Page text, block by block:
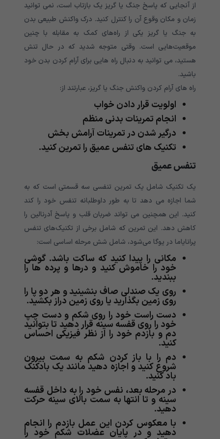
از آنجایی که پاسخ جنگ یا گریز یک بازتاب است، نمی توانید
زمان و مکان وقوع آن را کنترل کنید. درک واکنش طبیعی بدن
به جنگ یا گریز یکی از راه‌های کمک به مقابله با چنین
موقعیت‌هایی است. وقتی متوجه شدید که در حال تنش
هستید، می توانید به دنبال راه هایی برای آرام کردن بدن خود
باشید.
راه های آرام کردن واکنش جنگ یا گریز، عبارتند از:
اولویت قرار دادن خواب
انجام تمرینات بدنی منظم
درگیر شدن در تمرینات آرامش بخش
تکنیک های تنفس عمیق را تمرین کنید.
تنفس عمیق
یک تکنیک شامل یک تمرین تنفسی سه قسمتی است که به
شما اجازه می دهد تا به طور داوطلبانه تنفس خود را کند
کنید. این همچنین می تواند ضربان قلب و پاسخ آدرنالین را
کاهش دهد. این تمرین که شامل برخی از تکنیک‌های تنفس
پرانایاما در یوگا می‌شود، شامل شش مرحله اساسی است:
مکانی را پیدا کنید که ساکت باشد. گوشی
خود را خاموش کنید و درها و پرده ها را
ببندید.
روی یک صندلی صاف بنشینید و هر دو پا را
روی زمین بگذارید یا روی زمین دراز بکشید.
دست راست خود را روی شکم و دست چپ
خود را روی قفسه سینه قرار دهید تا بتوانید
دم و بازدم خود را از نظر فیزیکی احساس
کنید.
دم را با باز کردن شکم به سمت بیرون
شروع کنید و اجازه دهید مانند یک بادکنک
باد کنید.
در مرحله بعد، نفس خود را به داخل قفسه
سینه و تا انتها به سمت بالای سینه حرکت
دهید.
با معکوس کردن این عمل بازدم را انجام
دهید و در پایان عضلات شکم خود را